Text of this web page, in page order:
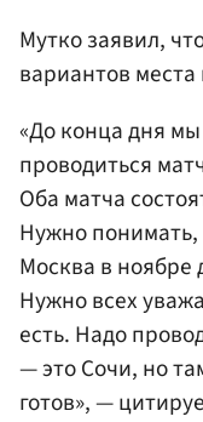
Мутко заявил,
вариантов
«До конца дня
проводиться
Оба матча
Нужно
Москва в ноябре
Нужно всех
есть. Надо
— это Сочи, но
готов», —